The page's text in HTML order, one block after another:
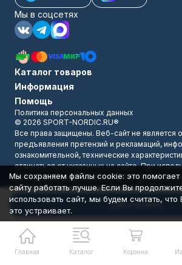
В корзину
Главная Каталог Корзина
Мы в соцсетях
Каталог товаров
Информация
Помощь
Политика персональных данных
© 2026 SPORT-NORDIC.RU®
Все права защищены. Веб-сайт не является
предъявления претензий и рекламаций,
ознакомительной, технические
отличаться от указанных на сайте. При
материалов с сайта обязательно указание
источник.
Разработано вbodysite.ru
Мы сохраняем файлы cookie: это помогает
сайту работать лучше. Если Вы
использовать сайт, мы будем считать, что
это устраивает.